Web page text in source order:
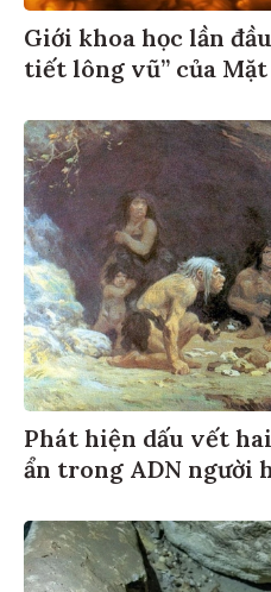
Giới khoa học lần
tiết lông vũ” của
Phát hiện dấu vết
ẩn trong ADN người